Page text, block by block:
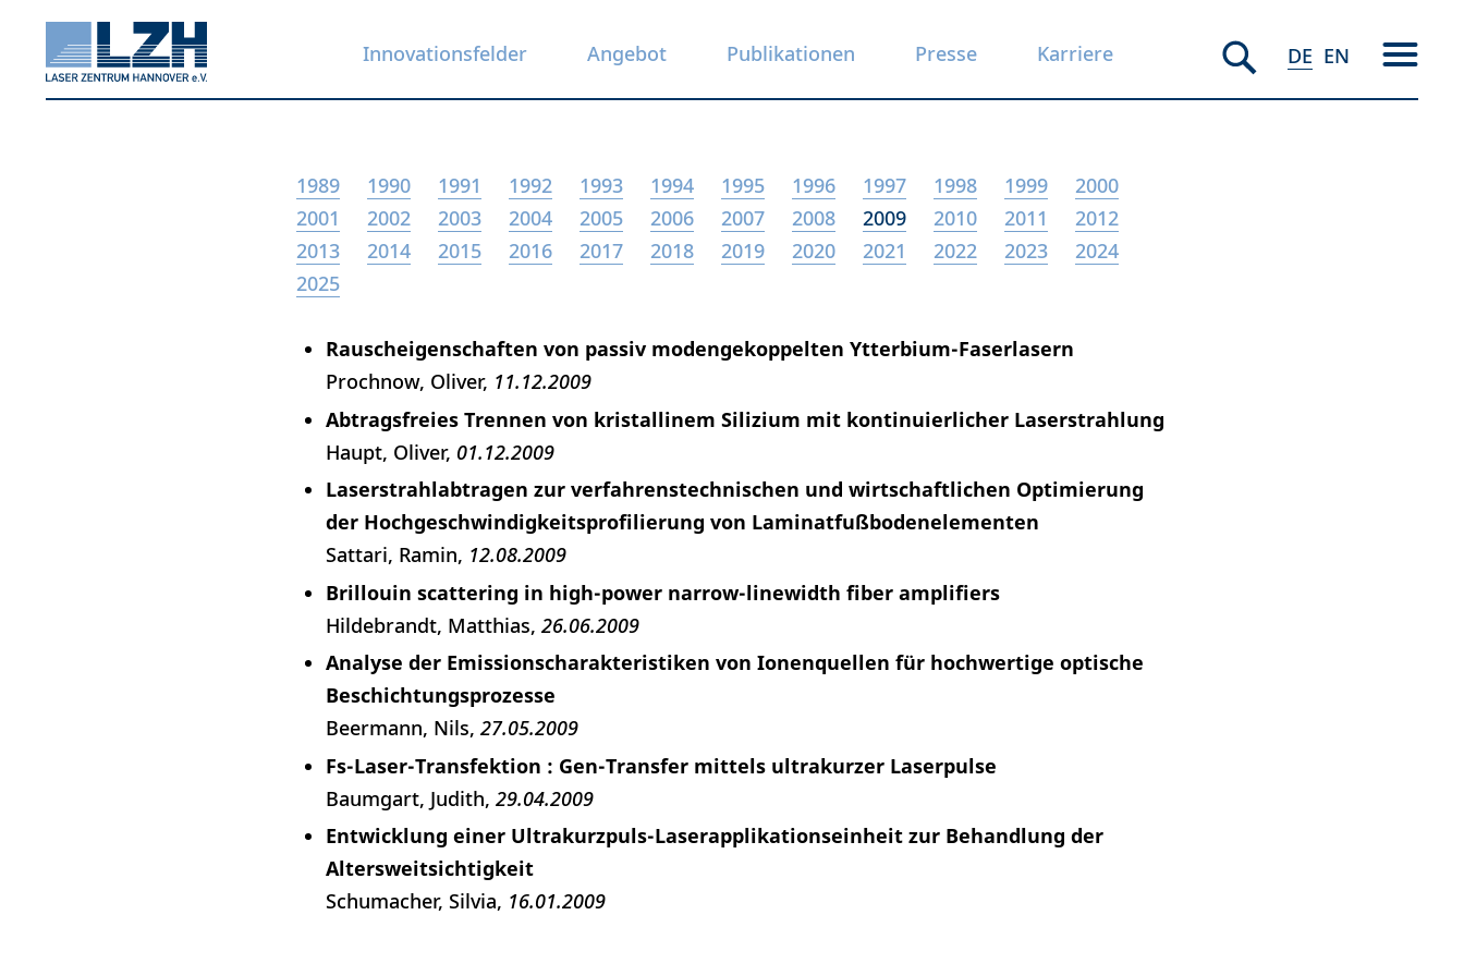
Innovationsfelder Angebot Publikationen Presse Karriere DE EN
1989 1990 1991 1992 1993 1994 1995 1996 1997 1998 1999
2000
2001
2002 2003 2004 2005 2006 2007 2008 2009 2010 2011
2012
2013
2014 2015 2016 2017 2018 2019 2020 2021 2022 2023
2024
2025
Rauscheigenschaften von passiv modengekoppelten Ytterbium-Faserlasern
Prochnow, Oliver 11.12.2009
Abtragsfreies Trennen von kristallinem Silizium mit kontinuierlicher Laserstrahlung
Haupt, Oliver 01.12.2009
Laserstrahlabtragen zur verfahrenstechnischen und wirtschaftlichen Optimierung
der Hochgeschwindigkeitsprofilierung von Laminatfußbodenelementen
Sattari, Ramin 12.08.2009
Brillouin scattering in high-power narrow-linewidth fiber amplifiers
Hildebrandt, Matthias 26.06.2009
Analyse der Emissionscharakteristiken von Ionenquellen für hochwertige optische
Beschichtungsprozesse
Beermann, Nils 27.05.2009
Fs-Laser-Transfektion : Gen-Transfer mittels ultrakurzer Laserpulse
Baumgart, Judith 29.04.2009
Entwicklung einer Ultrakurzpuls-Laserapplikationseinheit zur Behandlung der
Altersweitsichtigkeit
Schumacher, Silvia 16.01.2009